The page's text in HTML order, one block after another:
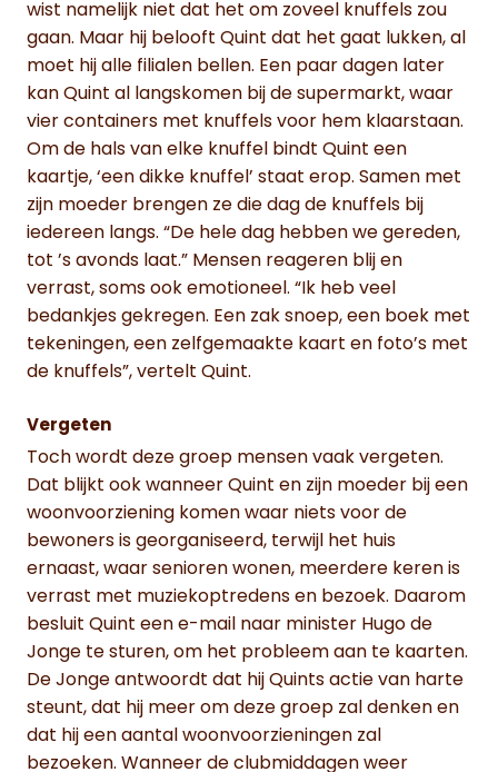
wist namelijk niet dat het om zoveel knuffels zou
gaan. Maar hij belooft Quint dat het gaat lukken, al
moet hij alle filialen bellen. Een paar dagen later
kan Quint al langskomen bij de supermarkt, waar
vier containers met knuffels voor hem klaarstaan.
Om de hals van elke knuffel bindt Quint een
kaartje, ‘een dikke knuffel’ staat erop. Samen met
zijn moeder brengen ze die dag de knuffels bij
iedereen langs. “De hele dag hebben we gereden,
tot ’s avonds laat.” Mensen reageren blij en
verrast, soms ook emotioneel. “Ik heb veel
bedankjes gekregen. Een zak snoep, een boek met
tekeningen, een zelfgemaakte kaart en foto’s met
de knuffels”, vertelt Quint.
Vergeten
Toch wordt deze groep mensen vaak vergeten.
Dat blijkt ook wanneer Quint en zijn moeder bij een
woonvoorziening komen waar niets voor de
bewoners is georganiseerd, terwijl het huis
ernaast, waar senioren wonen, meerdere keren is
verrast met muziekoptredens en bezoek. Daarom
besluit Quint een e-mail naar minister Hugo de
Jonge te sturen, om het probleem aan te kaarten.
De Jonge antwoordt dat hij Quints actie van harte
steunt, dat hij meer om deze groep zal denken en
dat hij een aantal woonvoorzieningen zal
bezoeken. Wanneer de clubmiddagen weer